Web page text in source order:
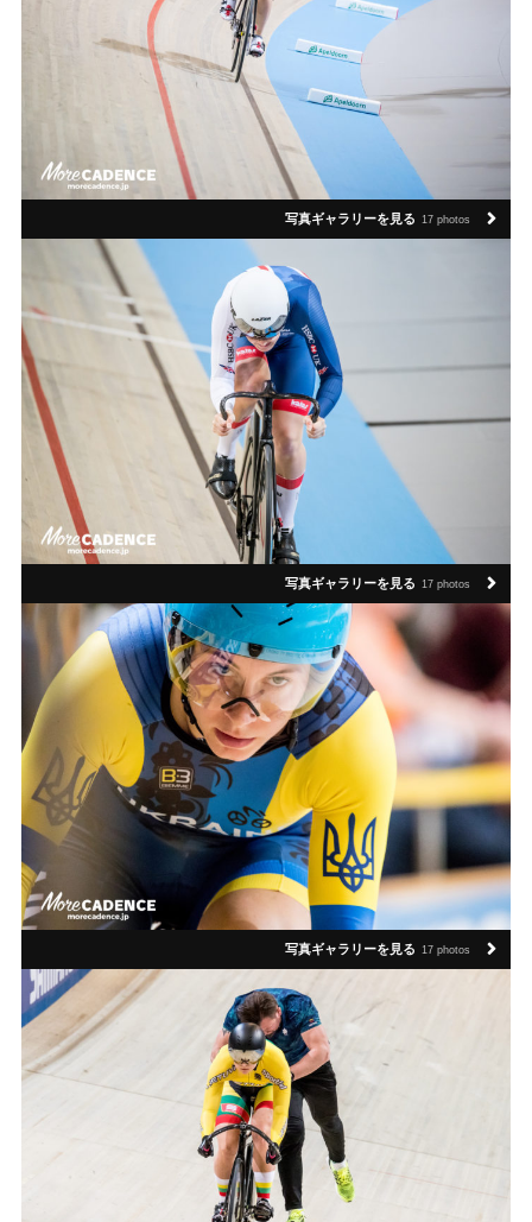
写真ギャラリーを見る 17 photos
写真ギャラリーを見る 17 photos
写真ギャラリーを見る 17 photos